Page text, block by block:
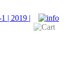
| 2019 |